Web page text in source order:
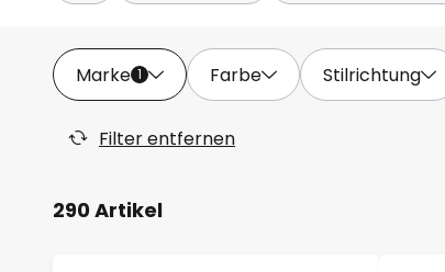
Marke 1 Farbe Stilrichtung
Filter entfernen
290 Artikel